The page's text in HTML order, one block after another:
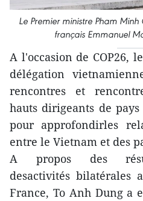
Le Premier ministre Pham
français Emmanuel
A l'occasion de COP26,
délégation
rencontres et
hauts dirigeants de
pour approfondirles
entre le Vietnam et des
A propos des
desactivités bilatérales
France, To Anh Dung a